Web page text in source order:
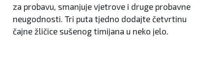
za probavu, smanjuje vjetrove i druge probavne
neugodnosti. Tri puta tjedno dodajte četvrtinu
čajne žličice sušenog timijana u neko jelo.